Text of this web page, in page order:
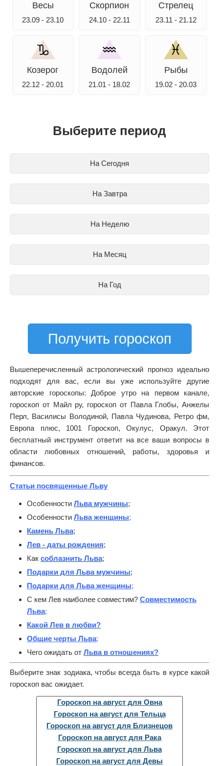
Весы
23.09 - 23.10
Скорпион
24.10 - 22.11
Стрелец
23.11 - 21.12
Козерог
22.12 - 20.01
Водолей
21.01 - 18.02
Рыбы
19.02 - 20.03
Выберите период
На Сегодня
На Завтра
На Неделю
На Месяц
На Год
Получить гороскоп
Вышеперечисленный астрологический прогноз идеально
подходят для вас, если вы уже используйте другие
авторские гороскопы: Доброе утро на первом канале,
гороскоп от Майл ру, гороскоп от Павла Глобы, Анжелы
Перл, Василисы Володиной, Павла Чудинова, Ретро фм,
Европа плюс, 1001 Гороскоп, Окулус, Оракул. Этот
бесплатный инструмент ответит на все ваши вопросы в
области любовных отношений, работы, здоровья и
финансов.
Статьи посвященные Льву
Особенности Льва мужчины;
Особенности Льва женщины;
Камень Льва;
Лев - даты рождения;
Как соблазнить Льва;
Подарки для Льва мужчины;
Подарки для Льва женщины;
С кем Лев наиболее совместим? Совместимость
Льва;
Какой Лев в любви?
Общие черты Льва;
Чего ожидать от Льва в отношениях?
Выберите знак зодиака, чтобы всегда быть в курсе какой
гороскоп вас ожидает.
Гороскоп на август для Овна
Гороскоп на август для Тельца
Гороскоп на август для Близнецов
Гороскоп на август для Рака
Гороскоп на август для Льва
Гороскоп на август для Девы